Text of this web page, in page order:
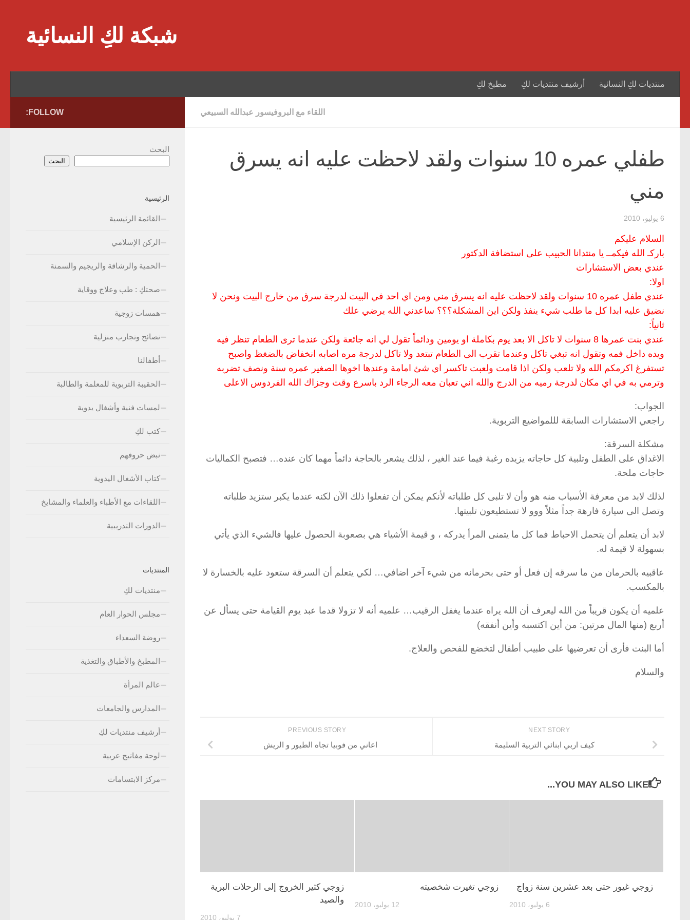
شبكة لكِ النسائية
منتديات لكِ النسائية أرشيف منتديات لكِ مطبخ لكِ
اللقاء مع البروفيسور عبدالله السبيعي
طفلي عمره 10 سنوات ولقد لاحظت عليه انه يسرق
مني
6 يوليو، 2010
السلام عليكم
باركـ الله فيكمــ يا منتدانا الحبيب على استضافة الدكتور
عندي بعض الاستشارات
اولا:
عندي طفل عمره 10 سنوات ولقد لاحظت عليه انه يسرق مني ومن اي احد في البيت لدرجة سرق من خارج البيت ونحن لا
نضيق عليه ابدا كل ما طلب شيء ينفذ ولكن اين المشكلة؟؟؟ ساعدني الله يرضي علك
ثانياً:
عندي بنت عمرها 8 سنوات لا تاكل الا بعد يوم بكاملة او يومين ودائماً تقول لي انه جائعة ولكن عندما ترى الطعام تنظر فيه
ويده داخل فمه وتقول انه تبغي تاكل وعندما تقرب الى الطعام تبتعد ولا تاكل لدرجة مره اصابه انخفاض بالضغظ واصبح
تستفرغ اكرمكم الله ولا تلعب ولكن اذا قامت ولعبت تاكسر اي شئ امامة وعندها اخوها الصغير عمره سنة ونصف تضربه
وترمي به في اي مكان لدرجة رميه من الدرج والله اني تعبان معه الرجاء الرد باسرع وقت وجزاك الله الفردوس الاعلى
الجواب:
راجعي الاستشارات السابقة لللمواضيع التربوية.
مشكلة السرقة:
الاغداق على الطفل وتلبية كل حاجاته يزيده رغبة فيما عند الغير ، لذلك يشعر بالحاجة دائماً مهما كان عنده… فتصبح الكماليات
حاجات ملحة.
لذلك لابد من معرفة الأسباب منه هو وأن لا تلبى كل طلباته لأنكم يمكن أن تفعلوا ذلك الآن لكنه عندما يكبر ستزيد طلباته
وتصل الى سيارة فارهة جداً مثلاً ووو لا تستطيعون تلبيتها.
لابد أن يتعلم أن يتحمل الاحباط فما كل ما يتمنى المرأ يدركه ، و قيمة الأشياء هي بصعوبة الحصول عليها فالشيء الذي يأتي
بسهولة لا قيمة له.
عاقبيه بالحرمان من ما سرقه إن فعل أو حتى بحرمانه من شيء آخر اضافي… لكي يتعلم أن السرقة ستعود عليه بالخسارة لا
بالمكسب.
علميه أن يكون قريباً من الله ليعرف أن الله يراه عندما يغفل الرقيب… علميه أنه لا تزولا قدما عبد يوم القيامة حتى يسأل عن
أربع (منها المال مرتين: من أين اكتسبه وأين أنفقه)
أما البنت فأرى أن تعرضيها على طبيب أطفال لتخضع للفحص والعلاج.
والسلام
NEXT STORY
كيف اربي ابنائي التربية السليمة
PREVIOUS STORY
اعاني من فوبيا تجاه الطيور و الريش
YOU MAY ALSO LIKE...
زوجي كثير الخروج إلى الرحلات البرية
والصيد
7 يوليو، 2010
زوجي تغيرت شخصيته
12 يوليو، 2010
زوجي غيور حتى بعد عشرين سنة زواج
6 يوليو، 2010
FOLLOW:
البحث
البحث
الرئيسية
القائمة الرئيسية
الركن الإسلامي
الحمية والرشاقة والريجيم والسمنة
صحتكِ : طب وعلاج ووقاية
همسات زوجية
نصائح وتجارب منزلية
أطفالنا
الحقيبة التربوية للمعلمة والطالبة
لمسات فنية وأشغال يدوية
كتب لكِ
نبض حروفهم
كتاب الأشغال اليدوية
اللقاءات مع الأطباء والعلماء والمشايخ
الدورات التدريبية
المنتديات
منتديات لكِ
مجلس الحوار العام
روضة السعداء
المطبخ والأطباق والتغذية
عالم المرأة
المدارس والجامعات
أرشيف منتديات لكِ
لوحة مفاتيج عربية
مركز الابتسامات